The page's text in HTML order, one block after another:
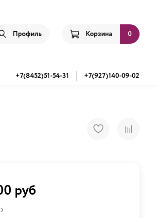
Профиль Корзина 0
+7(8452)51-54-31 +7(927)140-09-02
руб